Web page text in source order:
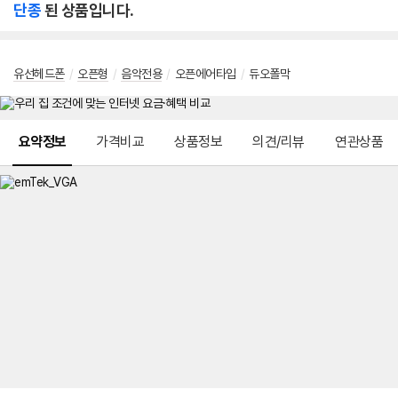
단종된 상품입니다.
유선헤드폰 / 오픈형 / 음악전용 / 오픈에어타입 / 듀오폴막
요약정보 가격비교 상품정보 의견/리뷰 연관상품